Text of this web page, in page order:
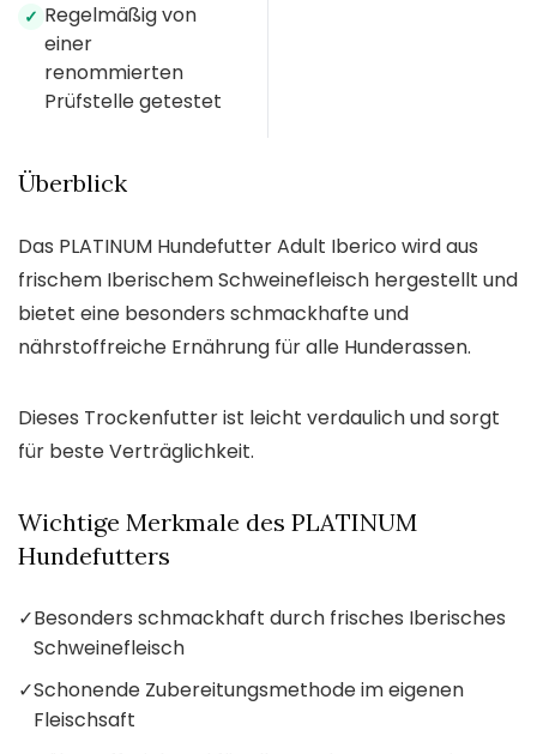
✓ Regelmäßig von
einer
renommierten
Prüfstelle getestet
Überblick
Das PLATINUM Hundefutter Adult Iberico wird aus
frischem Iberischem Schweinefleisch hergestellt und
bietet eine besonders schmackhafte und
nährstoffreiche Ernährung für alle Hunderassen.
Dieses Trockenfutter ist leicht verdaulich und sorgt
für beste Verträglichkeit.
Wichtige Merkmale des PLATINUM
Hundefutters
✓Besonders schmackhaft durch frisches Iberisches
Schweinefleisch
✓Schonende Zubereitungsmethode im eigenen
Fleischsaft